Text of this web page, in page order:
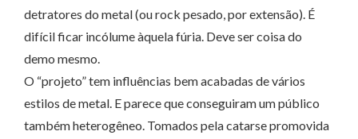
detratores do metal (ou rock pesado, por extensão). É
difícil ficar incólume àquela fúria. Deve ser coisa do
demo mesmo.
O “projeto” tem influências bem acabadas de vários
estilos de metal. E parece que conseguiram um público
também heterogêneo. Tomados pela catarse promovida